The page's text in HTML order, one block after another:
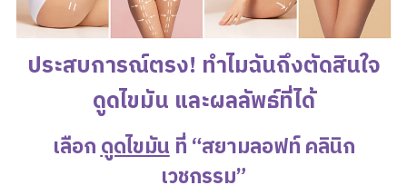
ประสบการณ์ตรง! ทำไมฉันถึงตัดสินใจ
ดูดไขมัน และผลลัพธ์ที่ได้
เลือกดูดไขมันที่ “สยามลอฟท์ คลินิก
เวชกรรม”